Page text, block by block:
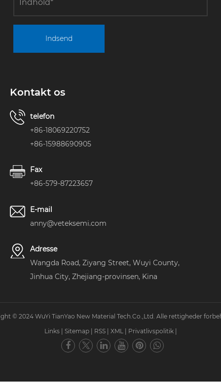
Indsend
Kontakt os
telefon
+86-18069220752
+86-15988690905
Fax
+86-579-87223657
E-mail
anny@veteksemi.com
Adresse
Wangda Road, Ziyang Street, Wuyi County,
Jinhua City, Zhejiang-provinsen, Kina
© 2024 WuYi TianYao New Material Tech.Co.,Ltd. Alle rettigheder
Links
Sitemap RSS XML Privatlivspolitik